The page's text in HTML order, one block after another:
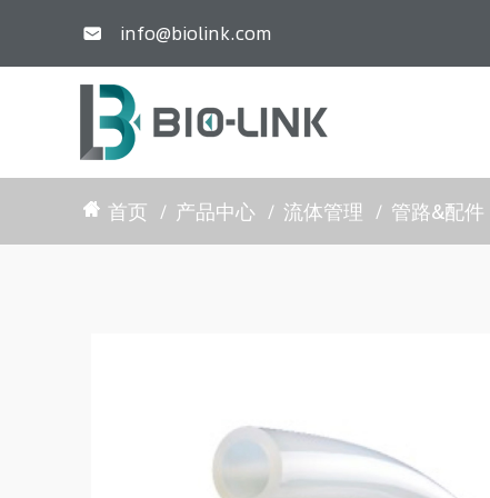
 info@biolink.com
首页 产品中心 流体管理 管路&配件